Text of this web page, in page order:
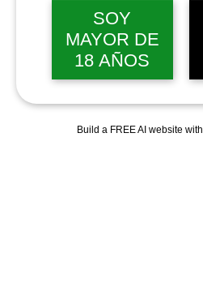
SOY
MAYOR DE
18 AÑOS
Build a FREE AI website with